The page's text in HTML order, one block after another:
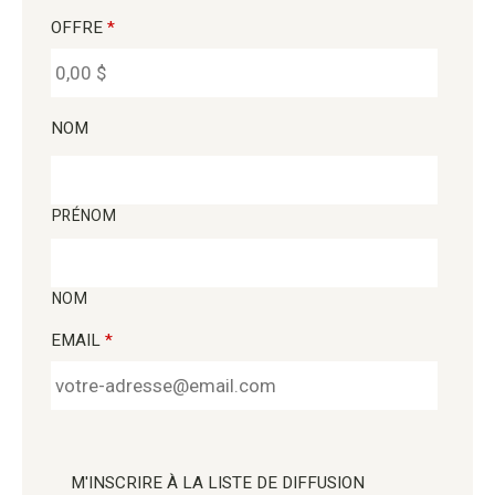
OFFRE *
NOM
PRÉNOM
NOM
EMAIL *
M'INSCRIRE À LA LISTE DE DIFFUSION